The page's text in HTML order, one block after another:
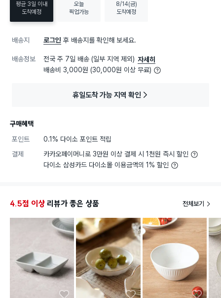
평균 3일 이내
도착예정
오늘
픽업가능
8/14(금)
도착예정
배송지 로그인 후 배송지를 확인해 보세요.
배송정보 전국 주 7일 배송 (일부 지역 제외) 자세히
배송비 3,000원 (30,000원 이상 무료)
휴일도착 가능 지역 확인
구매혜택
포인트
0.1% 다이소 포인트 적립
결제
카카오페이머니로 3만원 이상 결제 시 1천원 즉시 할인
다이소 삼성카드 다이소몰 이용금액의 1% 할인
4.5점 이상 리뷰가 좋은 상품 전체보기